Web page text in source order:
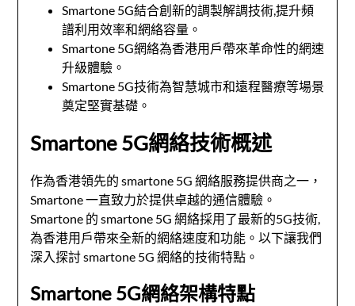
Smartone 5G結合創新的調製解調技術,提升頻
譜利用效率和網絡容量。
Smartone 5G網絡為香港用戶帶來革命性的網速
升級體驗。
Smartone 5G技術為智慧城市和遠程醫療等場景
奠定堅實基礎。
Smartone 5G網絡技術概述
作為香港領先的 smartone 5G 網絡服務提供商之一，
Smartone 一直致力於提供卓越的通信體驗。
Smartone 的 smartone 5G 網絡採用了最新的5G技術,
為香港用戶帶來全新的網絡速度和功能。以下讓我們
深入探討 smartone 5G 網絡的技術特點。
Smartone 5G網絡架構特點